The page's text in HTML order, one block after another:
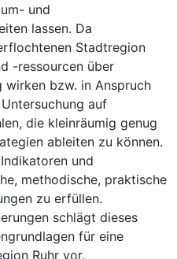
und
lassen. Da
Stadtregion
-ressourcen über
wirken bzw. in Anspruch
auf
die kleinräumig genug
ableiten zu können.
und
methodische, praktische
zu erfüllen.
schlägt dieses
für eine
Ruhr vor.